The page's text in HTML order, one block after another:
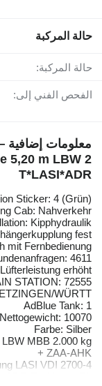
حالة المركبة
حالة المركبة:
الفحص الفني إلى:
5,20 m LBW 2
T*LASI*ADR
Sticker: 4 (Grün)
Cab: Nahverkehr
Kipphydraulik
fest
mit Fernbedienung
4611
erhöht
STATION: 72555
WÜRTT
AdBlue Tank: 1
Nettogewicht: 10070
Farbe: Silber
MBB 2.000 kg
+ ZAA-AHK
4-reihige rückwärtige Ladegutsicherung LASI VDI 2700